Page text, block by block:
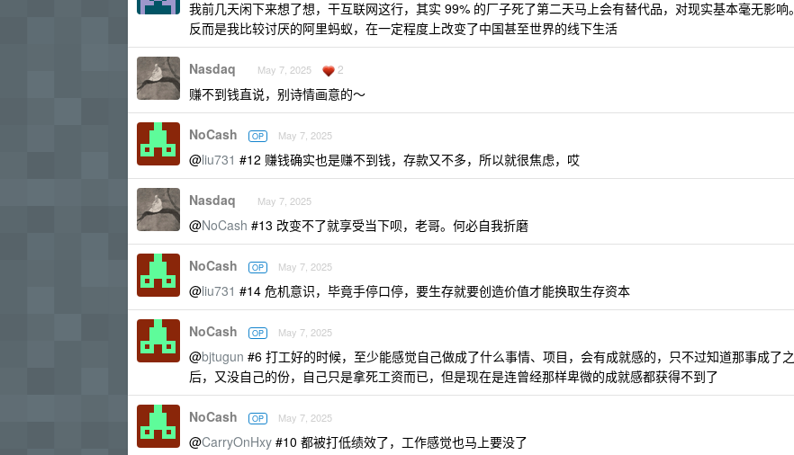
我前几天闲下来想了想，干互联网这行，其实 99% 的厂子死了第二天马上会有替代品，对现实基本毫无影响。
反而是我比较讨厌的阿里蚂蚁，在一定程度上改变了中国甚至世界的线下生活
Nasdaq May 7, 2025 2
赚不到钱直说，别诗情画意的～
NoCash OP May 7, 2025
@liu731 #12 赚钱确实也是赚不到钱，存款又不多，所以就很焦虑，哎
Nasdaq May 7, 2025
@NoCash #13 改变不了就享受当下呗，老哥。何必自我折磨
NoCash OP May 7, 2025
@liu731 #14 危机意识，毕竟手停口停，要生存就要创造价值才能换取生存资本
NoCash OP May 7, 2025
@bjtugun #6 打工好的时候，至少能感觉自己做成了什么事情、项目，会有成就感的，只不过知道那事成了之
后，又没自己的份，自己只是拿死工资而已，但是现在是连曾经那样卑微的成就感都获得不到了
NoCash OP May 7, 2025
@CarryOnHxy #10 都被打低绩效了，工作感觉也马上要没了